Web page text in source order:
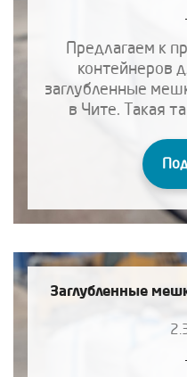
Предлагаем к
контейнеров
заглубленные
в Чите. Такая
Заглубленные